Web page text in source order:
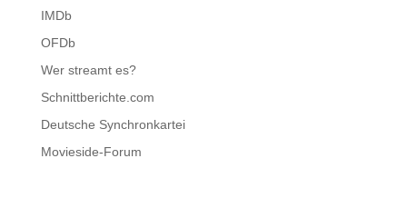
IMDb
OFDb
Wer streamt es?
Schnittberichte.com
Deutsche Synchronkartei
Movieside-Forum